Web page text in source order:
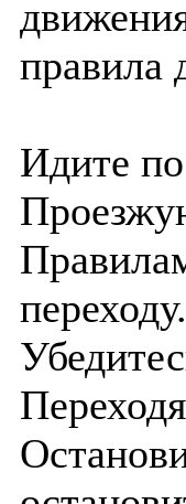
правила
Идите